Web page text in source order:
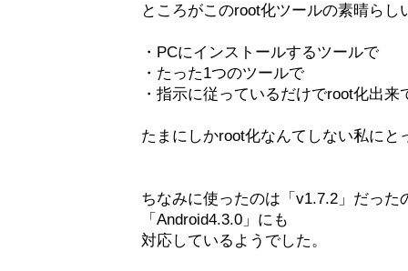
ところがこのroot化ツールの素晴らし
・PCにインストールするツールで
・たった1つのツールで
・指示に従っているだけでroot化出来
たまにしかroot化なんてしない私にと
ちなみに使ったのは「v1.7.2」だっ
「Android4.3.0」にも
対応しているようでした。